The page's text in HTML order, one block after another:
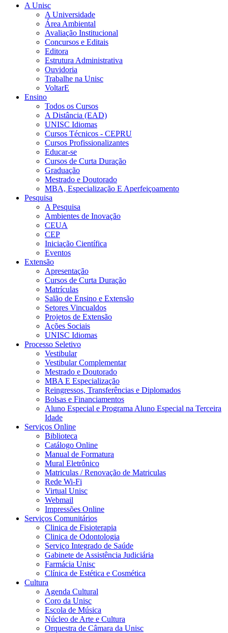
A Unisc
A Universidade
Área Ambiental
Avaliação Institucional
Concursos e Editais
Editora
Estrutura Administrativa
Ouvidoria
Trabalhe na Unisc
VoltarE
Ensino
Todos os Cursos
A Distância (EAD)
UNISC Idiomas
Cursos Técnicos - CEPRU
Cursos Profissionalizantes
Educar-se
Cursos de Curta Duração
Graduação
Mestrado e Doutorado
MBA, Especialização E Aperfeiçoamento
Pesquisa
A Pesquisa
Ambientes de Inovação
CEUA
CEP
Iniciação Científica
Eventos
Extensão
Apresentação
Cursos de Curta Duração
Matrículas
Salão de Ensino e Extensão
Setores Vincualdos
Projetos de Extensão
Ações Sociais
UNISC Idiomas
Processo Seletivo
Vestibular
Vestibular Complementar
Mestrado e Doutorado
MBA E Especialização
Reingressos, Transferências e Diplomados
Bolsas e Financiamentos
Aluno Especial e Programa Aluno Especial na Terceira
Idade
Serviços Online
Biblioteca
Catálogo Online
Manual de Formatura
Mural Eletrônico
Matriculas / Renovação de Matriculas
Rede Wi-Fi
Virtual Unisc
Webmail
Impressões Online
Serviços Comunitários
Clinica de Fisioterapia
Clinica de Odontologia
Serviço Integrado de Saúde
Gabinete de Assistência Judiciária
Farmácia Unisc
Clínica de Estética e Cosmética
Cultura
Agenda Cultural
Coro da Unisc
Escola de Música
Núcleo de Arte e Cultura
Orquestra de Câmara da Unisc